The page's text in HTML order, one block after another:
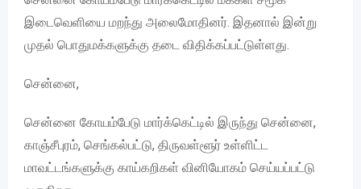
இடைவெளியை மறந்து அலைமோதினர். இதனால் இன்று
முதல் பொதுமக்களுக்கு தடை விதிக்கப்பட்டுள்ளது.
சென்னை,
சென்னை கோயம்பேடு மார்க்கெட்டில் இருந்து சென்னை,
காஞ்சீபுரம், செங்கல்பட்டு, திருவள்ளூர் உள்ளிட்ட
மாவட்டங்களுக்கு காய்கறிகள் வினியோகம் செய்யப்பட்டு